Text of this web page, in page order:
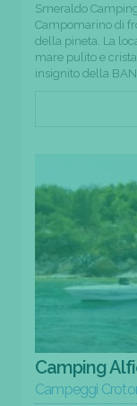
Smeraldo
Campomarino di
della pineta. La
mare pulito e
insignito della
Camping
Campeggi